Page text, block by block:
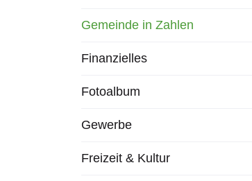
Gemeinde in Zahlen
(
u
g
w
Finanzielles
Fotoalbum
Gewerbe
Freizeit & Kultur